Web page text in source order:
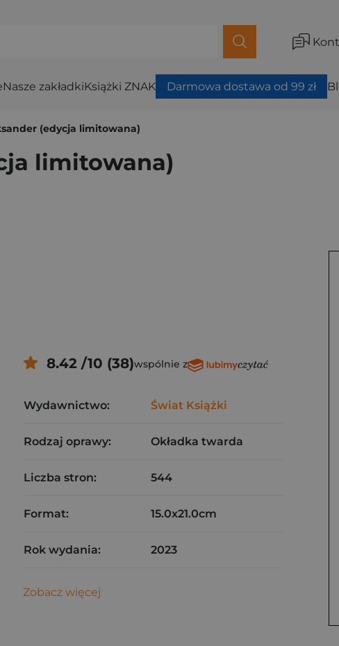
Nasze zakładkiKsiążki ZNAK Darmowa dostawa od 99 zł
(edycja limitowana)
limitowana)
8.42 /10 (38)wspólnie z
Wydawnictwo: Świat Książki
Rodzaj oprawy: Okładka twarda
Liczba stron: 544
Format: 15.0x21.0cm
Rok wydania: 2023
Zobacz więcej